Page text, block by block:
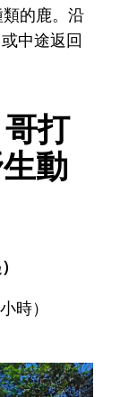
的鹿。沿
中途返回
哥打
動
時）